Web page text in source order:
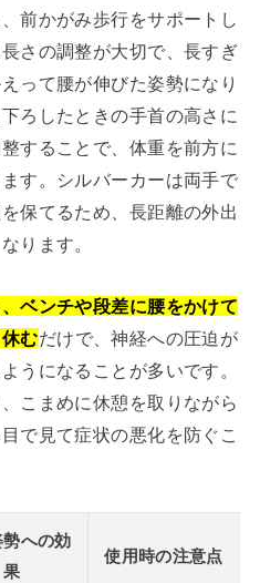
前かがみ歩行をサポートし
さの調整が大切で、長すぎ
って腰が伸びた姿勢になり
ろしたときの手首の高さに
することで、体重を前方に
す。シルバーカーは両手で
保てるため、長距離の外出
ります。
ベンチや段差に腰をかけて
むだけで、神経への圧迫が
うになることが多いです。
こまめに休憩を取りながら
で見て症状の悪化を防ぐこ
への効
果
使用時の注意点